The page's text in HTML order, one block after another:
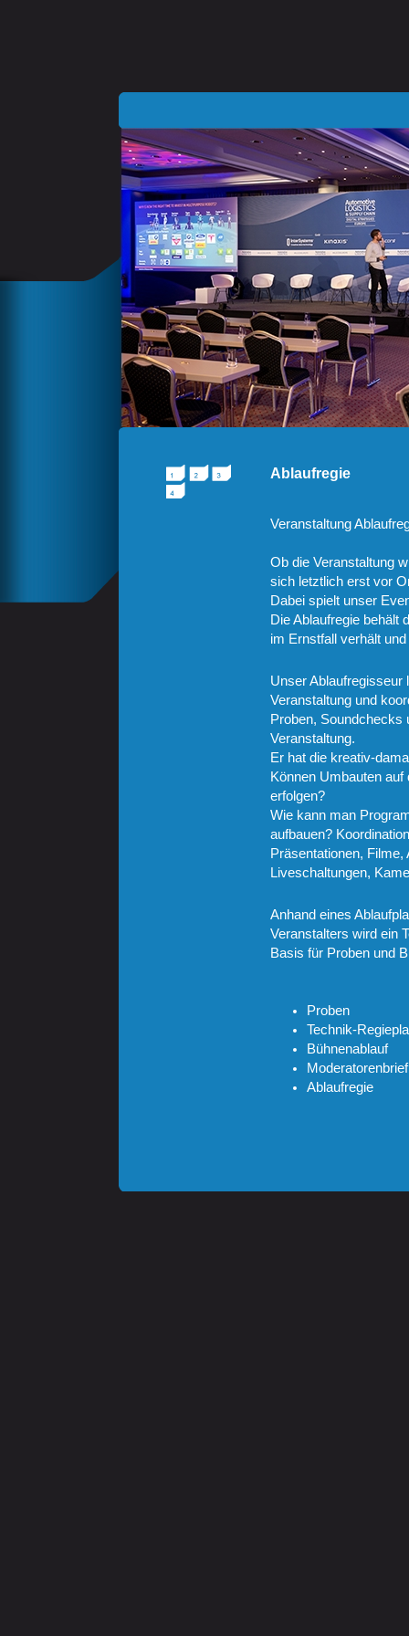
Ablaufregie
Veranstaltung
Ob die Veranstaltung
sich letztlich erst vor
Dabei spielt unser
Die Ablaufregie behält
im Ernstfall verhält
Unser Ablaufregisseur
Veranstaltung und
Proben, Soundchecks
Veranstaltung.
Er hat die kreativ-
Können Umbauten auf
erfolgen?
Wie kann man
aufbauen?
Präsentationen, Filme,
Liveschaltungen,
Anhand eines
Veranstalters wird ein
Basis für Proben und
Proben
Technik-
Bühnenablauf
Ablaufregie